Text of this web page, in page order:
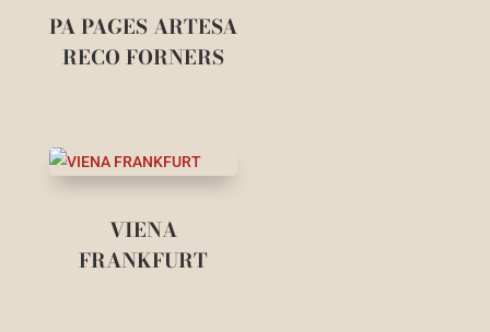
PA PAGES ARTESA
RECO FORNERS
VIENA
FRANKFURT